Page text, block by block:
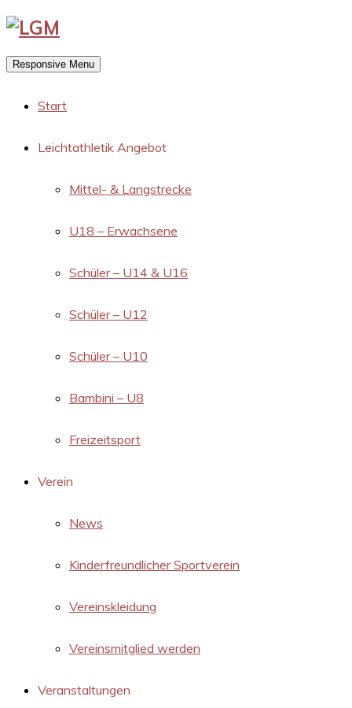
Responsive Menu
Start
Leichtathletik Angebot
Mittel- & Langstrecke
U18 – Erwachsene
Schüler – U14 & U16
Schüler – U12
Schüler – U10
Bambini – U8
Freizeitsport
Verein
News
Kinderfreundlicher Sportverein
Vereinskleidung
Vereinsmitglied werden
Veranstaltungen